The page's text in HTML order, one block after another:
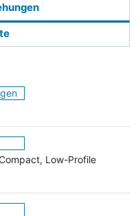
Low-Profile